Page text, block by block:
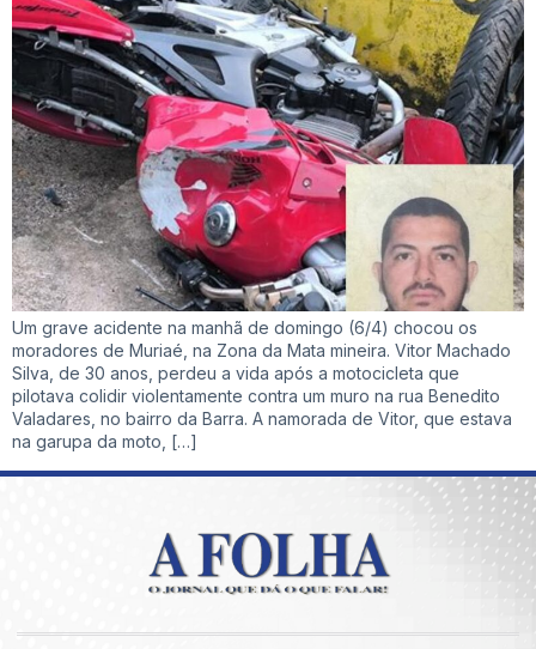
Um grave acidente na manhã de domingo (6/4) chocou os
moradores de Muriaé, na Zona da Mata mineira. Vitor Machado
Silva, de 30 anos, perdeu a vida após a motocicleta que
pilotava colidir violentamente contra um muro na rua Benedito
Valadares, no bairro da Barra. A namorada de Vitor, que estava
na garupa da moto, […]